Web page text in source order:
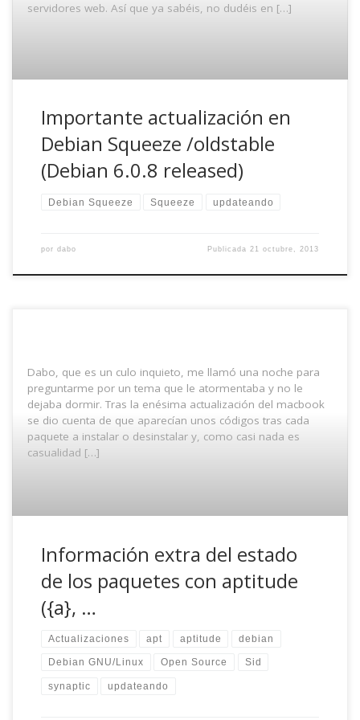
servidores web. Así que ya sabéis, no dudéis en […]
Importante actualización en
Debian Squeeze /oldstable
(Debian 6.0.8 released)
Debian Squeeze Squeeze updateando
por dabo Publicada21 octubre, 2013
Dabo, que es un culo inquieto, me llamó una noche para
preguntarme por un tema que le atormentaba y no le
dejaba dormir. Tras la enésima actualización del macbook
se dio cuenta de que aparecían unos códigos tras cada
paquete a instalar o desinstalar y, como casi nada es
casualidad […]
Información extra del estado
de los paquetes con aptitude
({a}, …
Actualizaciones apt aptitude debian
Debian GNU/Linux Open Source Sid
synaptic updateando